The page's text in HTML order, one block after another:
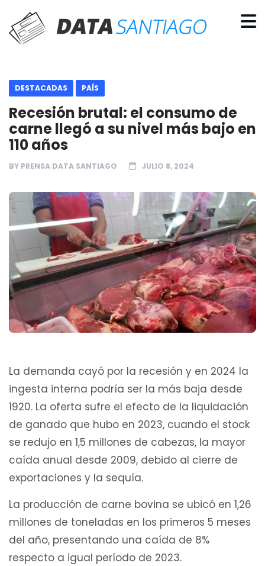
DESTACADAS PAÍS
Recesión brutal: el consumo de
carne llegó a su nivel más bajo en
110 años
BY PRENSA DATA SANTIAGO JULIO 8, 2024
La demanda cayó por la recesión y en 2024 la
ingesta interna podría ser la más baja desde
1920. La oferta sufre el efecto de la liquidación
de ganado que hubo en 2023, cuando el stock
se redujo en 1,5 millones de cabezas, la mayor
caída anual desde 2009, debido al cierre de
exportaciones y la sequía.
La producción de carne bovina se ubicó en 1,26
millones de toneladas en los primeros 5 meses
del año, presentando una caída de 8%
respecto a igual período de 2023.